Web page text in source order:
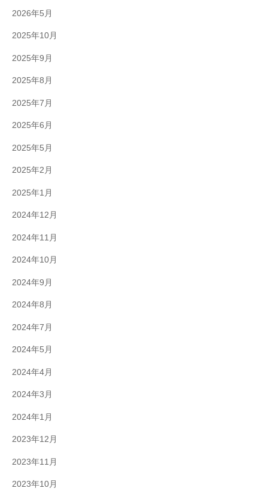
2026年5月
2025年10月
2025年9月
2025年8月
2025年7月
2025年6月
2025年5月
2025年2月
2025年1月
2024年12月
2024年11月
2024年10月
2024年9月
2024年8月
2024年7月
2024年5月
2024年4月
2024年3月
2024年1月
2023年12月
2023年11月
2023年10月